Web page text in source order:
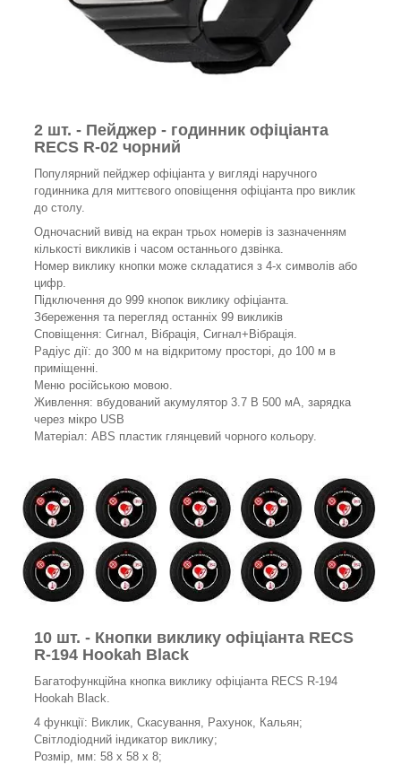
2 шт. - Пейджер - годинник офіціанта
RECS R-02 чорний
Популярний пейджер офіціанта у вигляді наручного
годинника для миттєвого оповіщення офіціанта про виклик
до столу.
Одночасний вивід на екран трьох номерів із зазначенням
кількості викликів і часом останнього дзвінка.
Номер виклику кнопки може складатися з 4-х символів або
цифр.
Підключення до 999 кнопок виклику офіціанта.
Збереження та перегляд останніх 99 викликів
Сповіщення: Сигнал, Вібрація, Сигнал+Вібрація.
Радіус дії: до 300 м на відкритому просторі, до 100 м в
приміщенні.
Меню російською мовою.
Живлення: вбудований акумулятор 3.7 В 500 мА, зарядка
через мікро USB
Матеріал: ABS пластик глянцевий чорного кольору.
10 шт. - Кнопки виклику офіціанта RECS
R-194 Hookah Black
Багатофункційна кнопка виклику офіціанта RECS R-194
Hookah Black.
4 функції: Виклик, Скасування, Рахунок, Кальян;
Світлодіодний індикатор виклику;
Розмір, мм: 58 х 58 х 8;